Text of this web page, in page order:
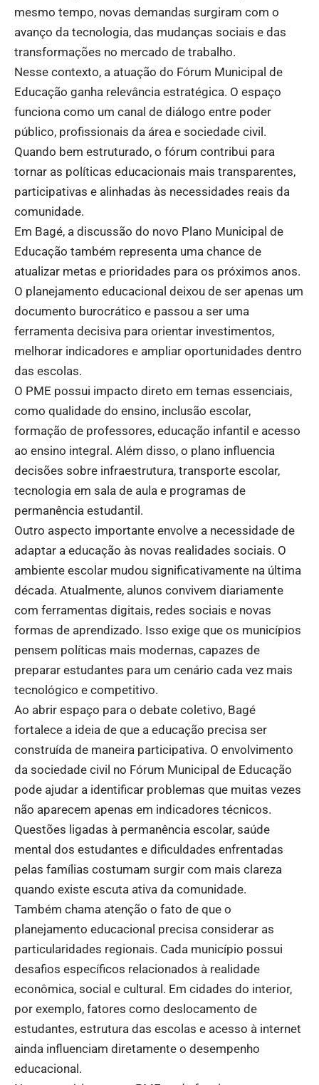
mesmo tempo, novas demandas surgiram com o
avanço da tecnologia, das mudanças sociais e das
transformações no mercado de trabalho.
Nesse contexto, a atuação do Fórum Municipal de
Educação ganha relevância estratégica. O espaço
funciona como um canal de diálogo entre poder
público, profissionais da área e sociedade civil.
Quando bem estruturado, o fórum contribui para
tornar as políticas educacionais mais transparentes,
participativas e alinhadas às necessidades reais da
comunidade.
Em Bagé, a discussão do novo Plano Municipal de
Educação também representa uma chance de
atualizar metas e prioridades para os próximos anos.
O planejamento educacional deixou de ser apenas um
documento burocrático e passou a ser uma
ferramenta decisiva para orientar investimentos,
melhorar indicadores e ampliar oportunidades dentro
das escolas.
O PME possui impacto direto em temas essenciais,
como qualidade do ensino, inclusão escolar,
formação de professores, educação infantil e acesso
ao ensino integral. Além disso, o plano influencia
decisões sobre infraestrutura, transporte escolar,
tecnologia em sala de aula e programas de
permanência estudantil.
Outro aspecto importante envolve a necessidade de
adaptar a educação às novas realidades sociais. O
ambiente escolar mudou significativamente na última
década. Atualmente, alunos convivem diariamente
com ferramentas digitais, redes sociais e novas
formas de aprendizado. Isso exige que os municípios
pensem políticas mais modernas, capazes de
preparar estudantes para um cenário cada vez mais
tecnológico e competitivo.
Ao abrir espaço para o debate coletivo, Bagé
fortalece a ideia de que a educação precisa ser
construída de maneira participativa. O envolvimento
da sociedade civil no Fórum Municipal de Educação
pode ajudar a identificar problemas que muitas vezes
não aparecem apenas em indicadores técnicos.
Questões ligadas à permanência escolar, saúde
mental dos estudantes e dificuldades enfrentadas
pelas famílias costumam surgir com mais clareza
quando existe escuta ativa da comunidade.
Também chama atenção o fato de que o
planejamento educacional precisa considerar as
particularidades regionais. Cada município possui
desafios específicos relacionados à realidade
econômica, social e cultural. Em cidades do interior,
por exemplo, fatores como deslocamento de
estudantes, estrutura das escolas e acesso à internet
ainda influenciam diretamente o desempenho
educacional.